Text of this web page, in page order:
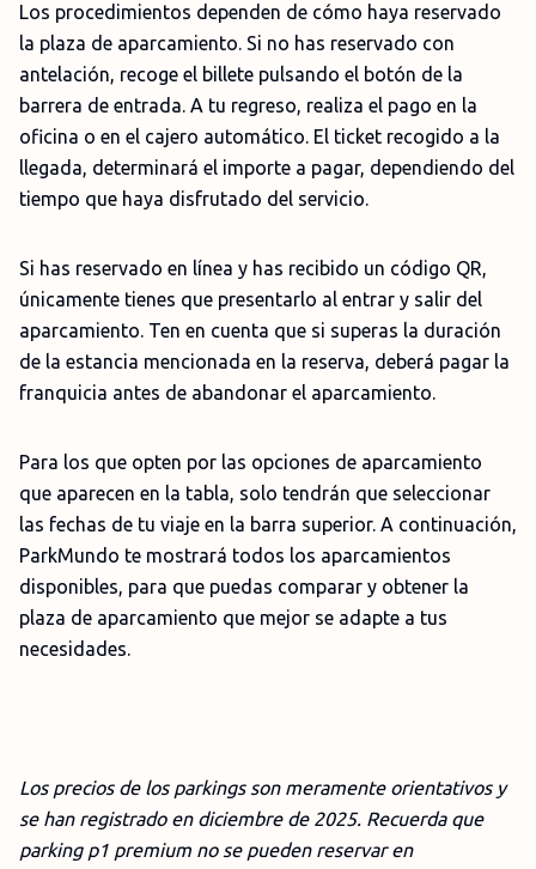
Los procedimientos dependen de cómo haya reservado
la plaza de aparcamiento. Si no has reservado con
antelación, recoge el billete pulsando el botón de la
barrera de entrada. A tu regreso, realiza el pago en la
oficina o en el cajero automático. El ticket recogido a la
llegada, determinará el importe a pagar, dependiendo del
tiempo que haya disfrutado del servicio.
Si has reservado en línea y has recibido un código QR,
únicamente tienes que presentarlo al entrar y salir del
aparcamiento. Ten en cuenta que si superas la duración
de la estancia mencionada en la reserva, deberá pagar la
franquicia antes de abandonar el aparcamiento.
Para los que opten por las opciones de aparcamiento
que aparecen en la tabla, solo tendrán que seleccionar
las fechas de tu viaje en la barra superior. A continuación,
ParkMundo te mostrará todos los aparcamientos
disponibles, para que puedas comparar y obtener la
plaza de aparcamiento que mejor se adapte a tus
necesidades.
Los precios de los parkings son meramente orientativos y
se han registrado en diciembre de 2025. Recuerda que
parking p1 premium no se pueden reservar en